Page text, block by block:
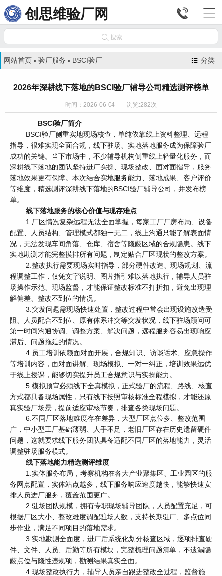
创思维验厂网 

 搜索
分类
网站首页 » 验厂服务 » BSCI验厂
2026年深耕线下落地的BSCI验厂辅导公司精选测评榜单
时间：2026-06-04 浏览:282次
BSCI验厂简介
BSCI验厂侧重实地现场核查，单纯依靠线上资料整理、远程
指导，很难实现全面合规，线下驻场、实地落地服务成为保障验厂
成功的关键。当下市场中，不少辅导机构侧重线上轻量化服务，而
深耕线下落地的团队坚持进厂实操、现场整改、面对面指导，服务
落地效果更有保障。本次结合实地服务能力、落地成果、客户评价
等维度，精选测评深耕线下落地的BSCI验厂辅导公司，并发布榜
单。
线下落地服务的核心价值与现存难点
1.厂区情况复杂远程无法全面掌握，每家工厂厂房布局、设备
配置、人员结构、管理模式都独一无二，线上沟通只能了解表面情
况，无法发现车间角落、仓库、宿舍等隐蔽区域的合规隐患。线下
实地勘测才能完整摸排所有问题，制定贴合厂区现状的整改方案。
2.整改执行需要现场实时指导，部分硬件改造、现场规划、流
程调整工作，仅凭文字说明、图片指引难以落地执行，辅导人员驻
场操作示范、现场监督，才能保证整改标准不打折扣，避免出现理
解偏差、整改不到位的情况。
3.突发问题需现场快速处置，整改过程中常会出现设施改造受
阻、人员配合不到位、原有体系冲突等突发状况，线下驻场顾问可
第一时间沟通协调、调整方案、解决问题，远程服务容易出现响应
滞后、问题拖延的情况。
4.员工培训依赖面对面开展，合规知识、访谈话术、应急操作
等培训内容，面对面讲解、现场模拟、一对一纠正，培训效果远优
于线上授课，能够切实提升员工合规意识与实操能力。
5.模拟预审必须线下全真模拟，正式验厂的流程、路线、核查
方式都具备现场属性，只有线下按照审核标准全程模拟，才能还原
真实验厂场景，提前适应审核节奏，排查各类现场问题。
6.不同厂区落地难度存在差异，大型厂区点位多、整改范围
广，中小型工厂基础薄弱、人手不足，老旧厂区存在历史遗留硬件
问题，这就要求线下服务团队具备适配不同厂区的落地能力，灵活
调整驻场服务模式。
线下落地能力精选测评维度
1.实体服务布局，考察机构在各大产业聚集区、工业园区的服
务网点配置，实体站点越多，线下服务响应速度越快，能够快速安
排人员进厂服务，覆盖范围更广。
2.驻场团队规模，拥有专职现场辅导团队，人员配置充足，可
根据厂区大小、整改难度调配驻场人数，支持长期驻厂、多点位同
步作业，满足不同项目的落地需求。
3.实地勘测全面度，进厂后系统化划分核查区域，逐项排查硬
件、文件、人员、后勤等所有模块，完整梳理问题清单，不遗漏隐
蔽点位与隐性违规项，勘测结果真实全面。
4.现场整改执行力，辅导人员亲自跟进整改全过程，监督施